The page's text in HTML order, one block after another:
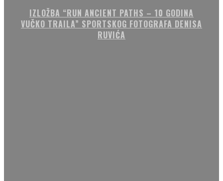
IZLOŽBA “RUN ANCIENT PATHS – 10 GODINA
VUČKO TRAILA” SPORTSKOG FOTOGRAFA DENISA
RUVIĆA